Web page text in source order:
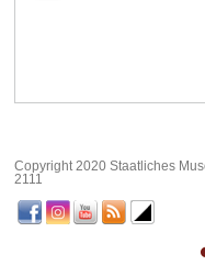
Copyright 2020 Staatliches
2111